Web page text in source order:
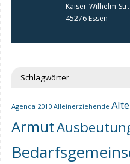
Kaiser-Wilhelm-
45276 Essen
Schlagwörter
Agenda 2010 Alleinerziehende
Armut